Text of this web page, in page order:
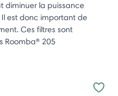
diminuer la puissance
est donc important de
Ces filtres sont
Roomba® 205